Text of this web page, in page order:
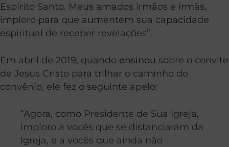
Espírito Santo. Meus amados irmãos e irmãs,
imploro para que aumentem sua capacidade
espiritual de receber revelações”.
Em abril de 2019, quando ensinou sobre o convite
de Jesus Cristo para trilhar o caminho do
convênio, ele fez o seguinte apelo:
“Agora, como Presidente de Sua Igreja,
imploro a vocês que se distanciaram da
Igreja, e a vocês que ainda não